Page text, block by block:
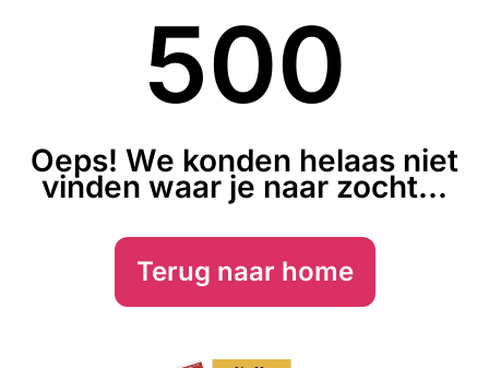
500
Oeps! We konden helaas niet
vinden waar je naar zocht...
Terug naar home